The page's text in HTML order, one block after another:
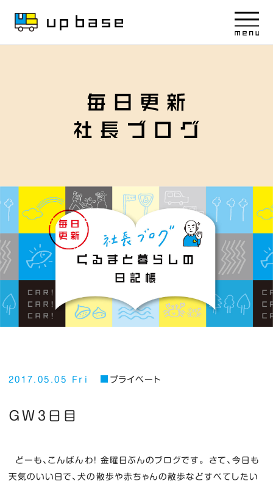
2017.05.05 Fri プライベート
ＧＷ３日目
どーも、こんばんわ！ 金曜日ぶんのブログです。 さて、今日も
天気のいい日で、犬の散歩や赤ちゃんの散歩などすべてしたい